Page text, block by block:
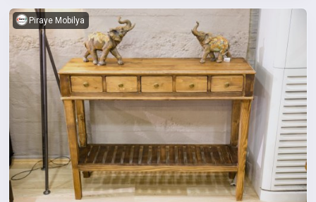
Piraye Mobilya